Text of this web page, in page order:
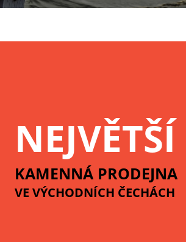
NEJVĚTŠÍ
KAMENNÁ PRODEJNA
VE VÝCHODNÍCH ČECHÁCH